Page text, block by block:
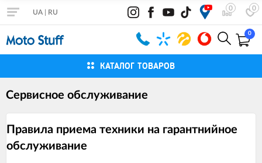
0 0
UA RU
0
КАТАЛОГ ТОВАРОВ
Сервисное обслуживание
Правила приема техники на гарантнийное
обслуживание